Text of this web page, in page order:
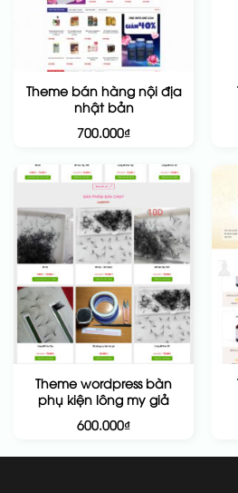
Theme bán hàng nội địa
nhật bản
700.000₫
Theme wordpress bàn
phụ kiện lông my giả
600.000₫